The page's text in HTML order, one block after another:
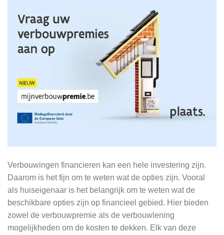
Verbouwingen financieren kan een hele investering zijn.
Daarom is het fijn om te weten wat de opties zijn. Vooral
als huiseigenaar is het belangrijk om te weten wat de
beschikbare opties zijn op financieel gebied. Hier bieden
zowel de verbouwpremie als de verbouwlening
mogelijkheden om de kosten te dekken. Elk van deze